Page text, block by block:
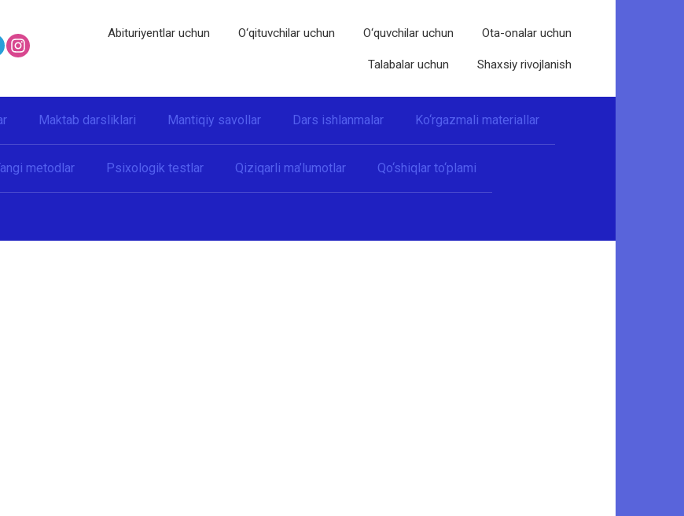
Abituriyentlar uchun O‘qituvchilar uchun O‘quvchilar uchun Ota-onalar uchun
Talabalar uchun Shaxsiy rivojlanish
Maktab darsliklari Mantiqiy savollar Dars ishlanmalar Ko‘rgazmali materiallar
metodlar Psixologik testlar Qiziqarli ma’lumotlar Qo‘shiqlar to‘plami